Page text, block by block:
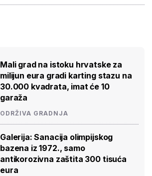
Mali grad na istoku hrvatske za
milijun eura gradi karting stazu na
30.000 kvadrata, imat će 10
garaža
ODRŽIVA GRADNJA
Galerija: Sanacija olimpijskog
bazena iz 1972., samo
antikorozivna zaštita 300 tisuća
eura